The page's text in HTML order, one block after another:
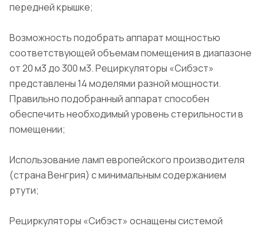
передней крышке;
Возможность подобрать аппарат мощностью
соответствующей объемам помещения в диапазоне
от 20 м3 до 300 м3. Рециркуляторы «Сибэст»
представлены 14 моделями разной мощности.
Правильно подобранный аппарат способен
обеспечить необходимый уровень стерильности в
помещении;
Использование ламп европейского производителя
(страна Венгрия) с минимальным содержанием
ртути;
Рециркуляторы «Сибэст» оснащены системой